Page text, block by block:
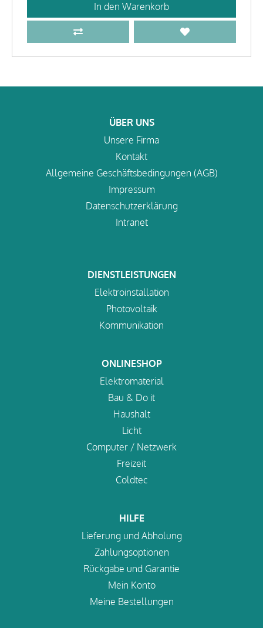
In den Warenkorb
ÜBER UNS
Unsere Firma
Kontakt
Allgemeine Geschäftsbedingungen (AGB)
Impressum
Datenschutzerklärung
Intranet
DIENSTLEISTUNGEN
Elektroinstallation
Photovoltaik
Kommunikation
ONLINESHOP
Elektromaterial
Bau & Do it
Haushalt
Licht
Computer / Netzwerk
Freizeit
Coldtec
HILFE
Lieferung und Abholung
Zahlungsoptionen
Rückgabe und Garantie
Mein Konto
Meine Bestellungen